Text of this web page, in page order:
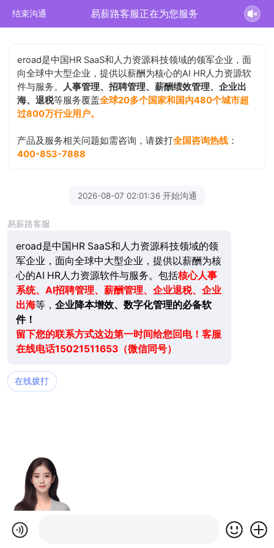
结束沟通 易薪路客服正在为您服务
eroad是中国HR SaaS和人力资源科技领域的领军企业，面
向全球中大型企业，提供以薪酬为核心的AI HR人力资源软
件与服务。
人事管理、招聘管理、薪酬绩效管理、企业出
海、退税等服务覆盖全球20多个国家和国内480个城市超
过800万行业用户。
产品及服务相关问题如需咨询，请拨打全国咨询热线 ：
400-853-7888
2026-08-07 02:01:36 开始沟通
易薪路客服
eroad是中国HR SaaS和人力资源科技领域的领
军企业，面向全球中大型企业，提供以薪酬为核
心的AI HR人力资源软件与服务。包括核心人事
系统、AI招聘管理、薪酬管理、企业退税、企业
出海等， 企业降本增效、数字化管理的必备软
件！
留下您的联系方式这边第一时间给您回电！客服
在线电话15021511653（微信同号）
在线拨打